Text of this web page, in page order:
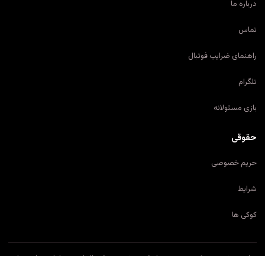
درباره ما
تماس
راهنمای ضرایب فوتبال
تلگرام
بازی مسئولانه
حقوقی
حریم خصوصی
شرایط
کوکی ها